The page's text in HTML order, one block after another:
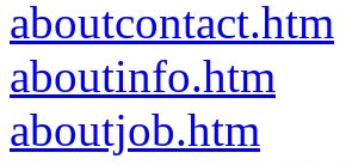
aboutcontact.htm
aboutinfo.htm
aboutjob.htm